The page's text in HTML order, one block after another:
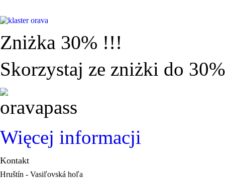
Zniżka 30% !!!
Skorzystaj ze zniżki do
Więcej informacji
Kontakt
Hruštín - Vasiľovská hoľa